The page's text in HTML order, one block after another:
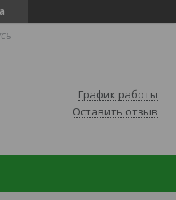
График работы
Оставить отзыв